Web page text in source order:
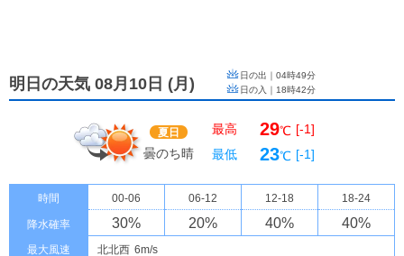
明日の天気 08月10日 (月 ) 日の出｜ 04時49分
日の入｜ 18時42分
夏日
曇のち晴
最高 29℃ [-1]
最低
23℃ [-1]
時間 00-06 06-12 12-18 18-24
降水確率 30% 20% 40% 40%
最大風速 北北西 6m/s